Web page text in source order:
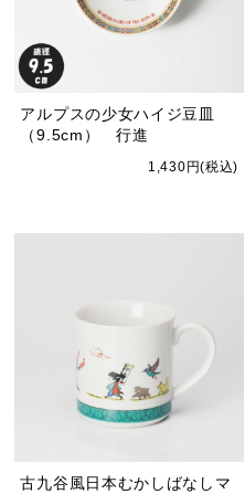
アルプスの少女ハイジ豆皿
（9.5cm） 行進
1,430円(税込)
古九谷風日本むかしばなしマ